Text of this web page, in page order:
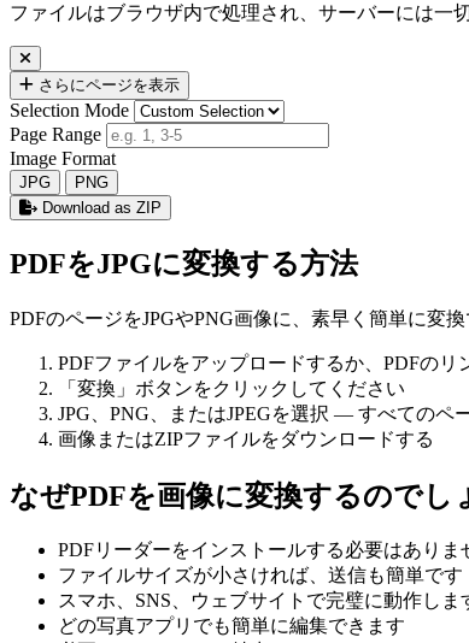
ファイルはブラウザ内で処理され、サーバーには一
さらにページを表示
Selection Mode
Page Range
Image Format
JPG
PNG
Download as ZIP
PDFをJPGに変換する方法
PDFのページをJPGやPNG画像に、素早く簡単に変換
PDFファイルをアップロードするか、PDFのリ
「変換」ボタンをクリックしてください
JPG、PNG、またはJPEGを選択 — すべての
画像またはZIPファイルをダウンロードする
なぜPDFを画像に変換するのでし
PDFリーダーをインストールする必要はありま
ファイルサイズが小さければ、送信も簡単です
スマホ、SNS、ウェブサイトで完璧に動作しま
どの写真アプリでも簡単に編集できます